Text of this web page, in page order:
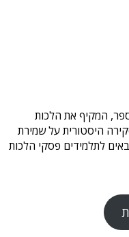
המקיף את הלכות
היסטורית על שמירת
לתלמידים פסקי הלכות